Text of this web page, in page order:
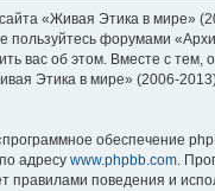
«Живая Этика в мире»
пользуйтесь форумами
вас об этом. Вместе с тем,
Этика в мире» (2006-
обеспечение
адресу www.phpbb.com.
правилами поведения и